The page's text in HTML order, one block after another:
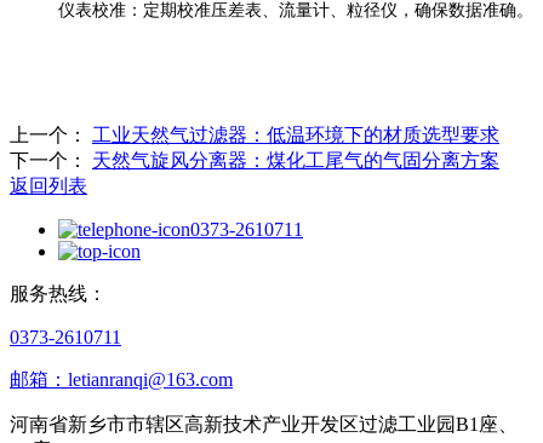
仪表校准：定期校准压差表、流量计、粒径仪，确保数据准确。
上一个：
工业天然气过滤器：低温环境下的材质选型要求
下一个：
天然气旋风分离器：煤化工尾气的气固分离方案
返回列表
0373-2610711
服务热线：
0373-2610711
邮箱：letianranqi@163.com
河南省新乡市市辖区高新技术产业开发区过滤工业园B1座、